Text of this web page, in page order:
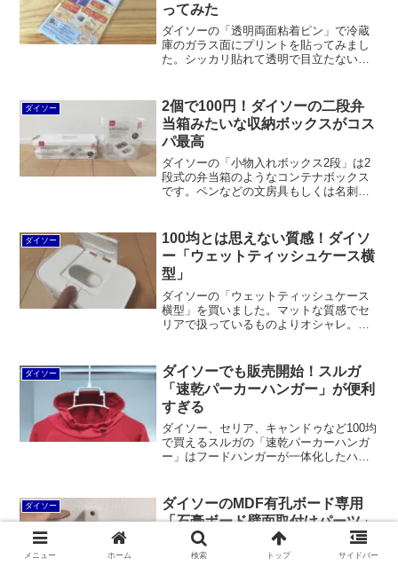
ってみた
ダイソーの「透明両面粘着ピン」で冷蔵
庫のガラス面にプリントを貼ってみまし
た。シッカリ貼れて透明で目立たないと
ープを使ったほうが良いと感じました。
ダイソー
2個で100円！ダイソーの二段弁
当箱みたいな収納ボックスがコス
パ最高
ダイソーの「小物入れボックス2段」は2
段式の弁当箱のようなコンテナボックス
です。ペンなどの文房具もしくは名刺の
何を収めたら良いか分かりにくく、コス
パも微妙かもしれません。
ダイソー
100均とは思えない質感！ダイソ
ー「ウェットティッシュケース横
型」
ダイソーの「ウェットティッシュケース
横型」を買いました。マットな質感でセ
リアで扱っているものよりオシャレ。ワ
ト）」よりストレスなく使いやすい。価
格も100均だから安いです。
ダイソー
ダイソーでも販売開始！スルガ
「速乾パーカーハンガー」が便利
すぎる
ダイソー、セリア、キャンドゥなど100均
で買えるスルガの「速乾パーカーハンガ
ー」はフードハンガーが一体化したハン
も必要としません。コスパも良いです。
ダイソー
ダイソーのMDF有孔ボード専用
「石膏ボード壁面取付けパーツ」
試してみた
ダイソーのデザインボード用の「石膏ボ
メニュー ホーム 検索 トップ サイドバー